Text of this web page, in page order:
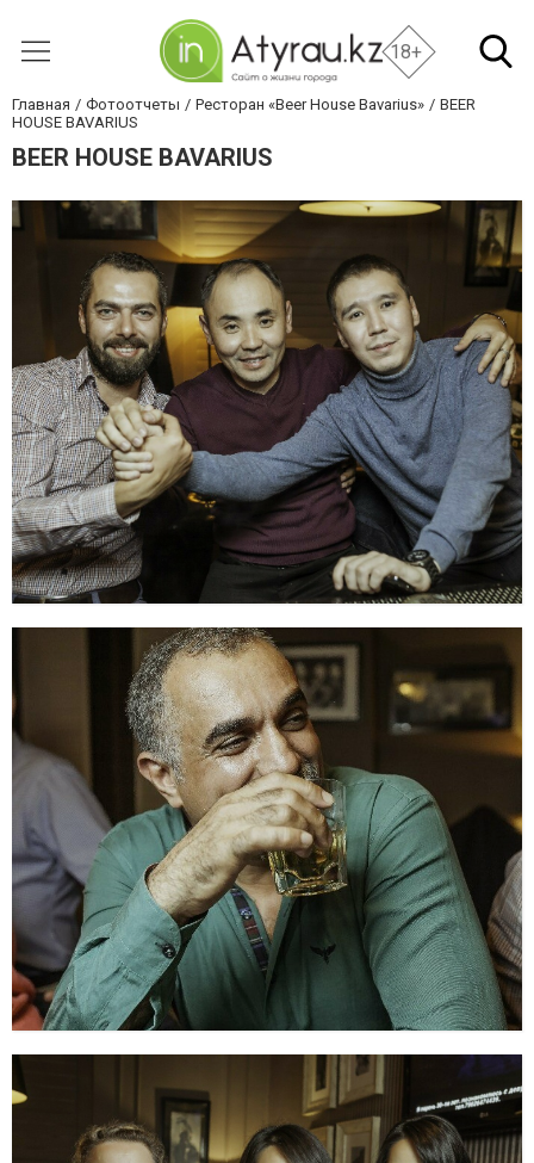
18+
Главная Фотоотчеты Ресторан «Beer House Bavarius»
BEER
HOUSE BAVARIUS
BEER HOUSE BAVARIUS